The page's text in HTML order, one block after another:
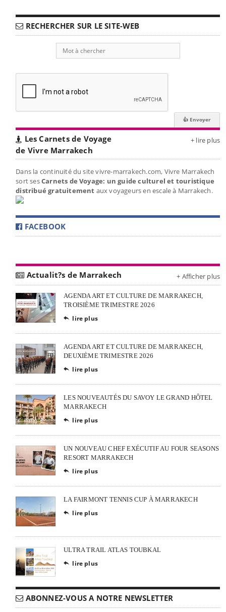
RECHERCHER SUR LE SITE-WEB
Les Carnets de Voyage
de Vivre Marrakech
+ lire plus
Dans la continuité du site vivre-marrakech.com, Vivre Marrakech
sort sesCarnets de Voyage: un guide culturel et touristique
distribué gratuitement aux voyageurs en escale à Marrakech.
FACEBOOK
Actualit?s de Marrakech + Afficher plus
AGENDA ART ET CULTURE DE MARRAKECH,
TROISIÈME TRIMESTRE 2026
 lire plus
AGENDA ART ET CULTURE DE MARRAKECH,
DEUXIÈME TRIMESTRE 2026
 lire plus
LES NOUVEAUTÉS DU SAVOY LE GRAND HÔTEL
MARRAKECH
 lire plus
UN NOUVEAU CHEF EXÉCUTIF AU FOUR SEASONS
RESORT MARRAKECH
 lire plus
LA FAIRMONT TENNIS CUP À MARRAKECH
 lire plus
ULTRA TRAIL ATLAS TOUBKAL
 lire plus
ABONNEZ-VOUS A NOTRE NEWSLETTER